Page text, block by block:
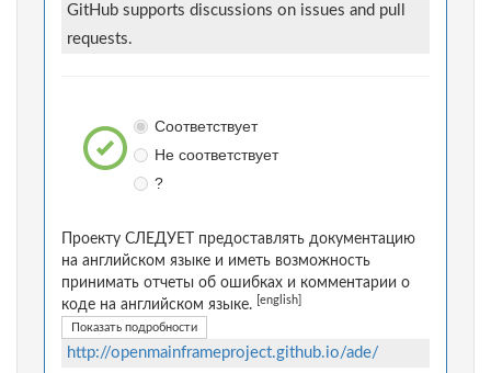
GitHub supports discussions on issues and pull
requests.
Соответствует
Не соответствует
?
Проекту СЛЕДУЕТ предоставлять документацию
на английском языке и иметь возможность
принимать отчеты об ошибках и комментарии о
коде на английском языке.
[english]
Показать подробности
http://openmainframeproject.github.io/ade/